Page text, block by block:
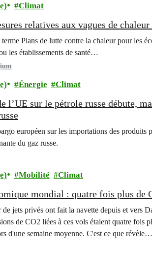
Climat
relatives aux vagues de
Plans de lutte contre la chaleur pour les
les établissements de santé…
Énergie Climat
l’UE sur le pétrole russe débute,
européen sur les importations des
du gaz russe.
Mobilité Climat
mondial : quatre fois plus de
jets privés ont fait la navette depuis et vers
de CO2 liées à ces vols étaient quatre fois
d'une semaine moyenne. C'est ce que révèle…